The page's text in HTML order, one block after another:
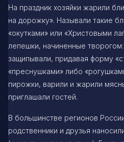
На праздник хозяйки жарили
на дорожку». Называли такие
«окутками» или «Христовыми
лепешки, начиненные
защипывали, придавая форму
«преснушками» либо
пирожки, варили и жарили
приглашали гостей.
В большинстве регионов
родственники и друзья